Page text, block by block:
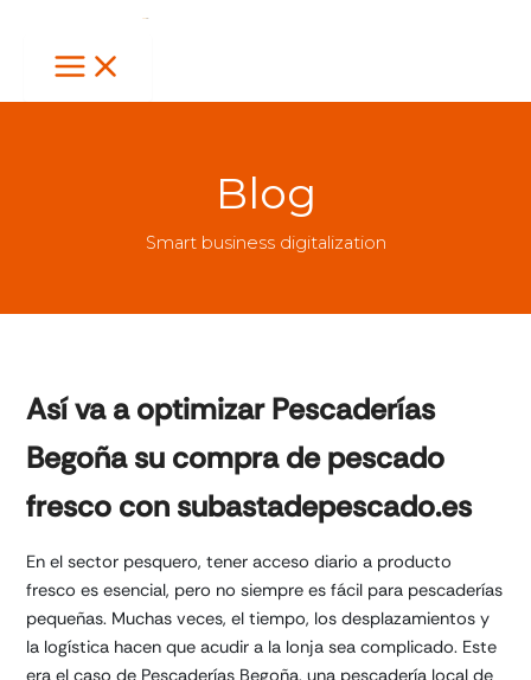
contenido
Blog
Smart business digitalization
Así va a optimizar Pescaderías
Begoña su compra de pescado
fresco con subastadepescado.es
En el sector pesquero, tener acceso diario a producto
fresco es esencial, pero no siempre es fácil para pescaderías
pequeñas. Muchas veces, el tiempo, los desplazamientos y
la logística hacen que acudir a la lonja sea complicado. Este
era el caso de Pescaderías Begoña, una pescadería local de